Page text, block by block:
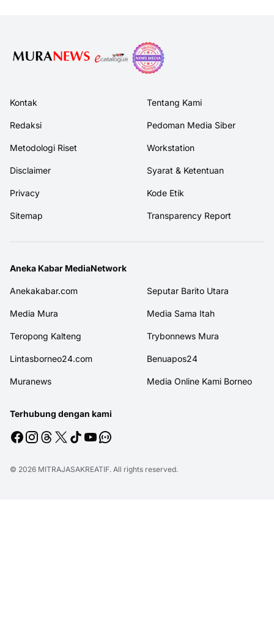
Kontak Tentang Kami
Redaksi Pedoman Media Siber
Metodologi Riset Workstation
Disclaimer Syarat & Ketentuan
Privacy Kode Etik
Sitemap Transparency Report
Aneka Kabar MediaNetwork
Anekakabar.com Seputar Barito Utara
Media Mura Media Sama Itah
Teropong Kalteng Trybonnews Mura
Lintasborneo24.com Benuapos24
Muranews Media Online Kami Borneo
Terhubung dengan kami
© 2026 MITRAJASAKREATIF. All rights reserved.